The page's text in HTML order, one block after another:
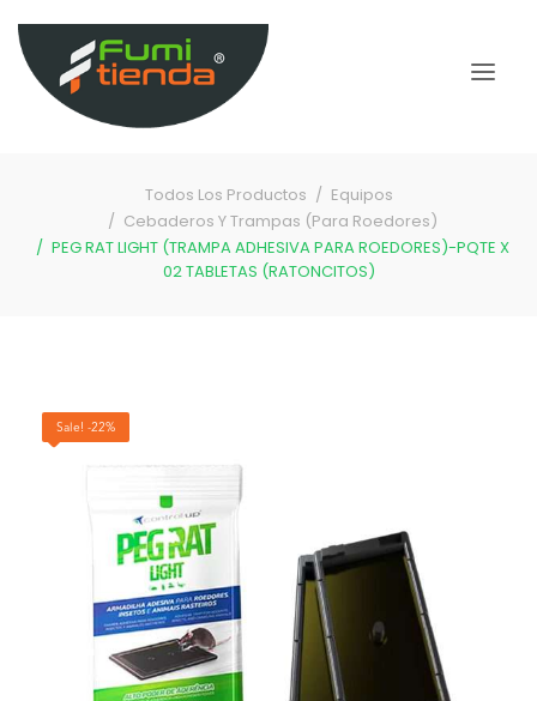
Todos Los Productos
Equipos
Cebaderos Y Trampas (Para Roedores)
PEG RAT LIGHT (TRAMPA ADHESIVA PARA ROEDORES)-PQTE X
02 TABLETAS (RATONCITOS)
Sale! -22%